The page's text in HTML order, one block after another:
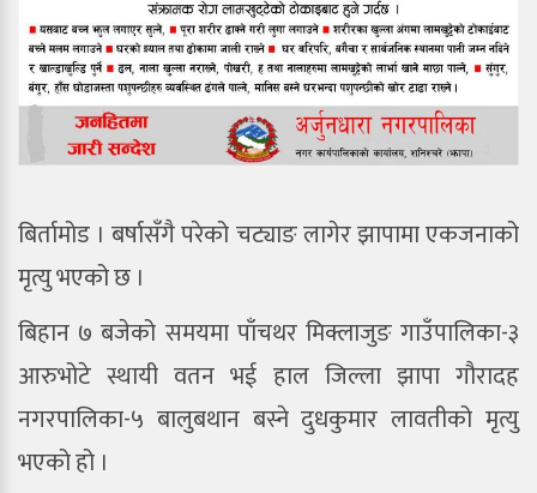
बिर्तामोड । बर्षासँगै परेको चट्याङ लागेर झापामा एकजनाको
मृत्यु भएको छ ।
बिहान ७ बजेको समयमा पाँचथर मिक्लाजुङ गाउँपालिका-३
आरुभोटे स्थायी वतन भई हाल जिल्ला झापा गौरादह
नगरपालिका-५ बालुबथान बस्ने दुधकुमार लावतीको मृत्यु
भएको हो ।